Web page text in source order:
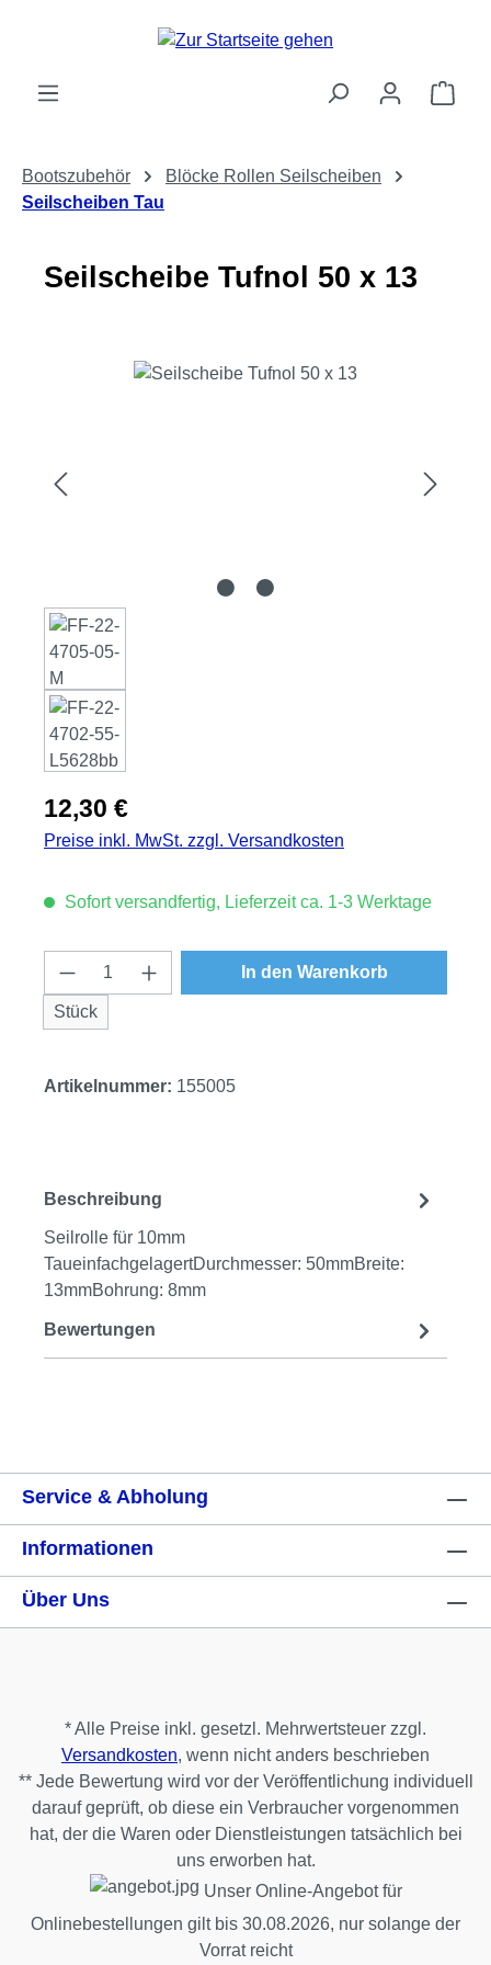
Zum Hauptinhalt springen
Bootszubehör
Blöcke Rollen Seilscheiben
Seilscheiben Tau
Seilscheibe Tufnol 50 x 13
Bildergalerie überspringen
Regulärer Preis:
12,30 €
Preise inkl. MwSt. zzgl. Versandkosten
Sofort versandfertig, Lieferzeit ca. 1-3 Werktage
Produkt Anzahl: Gib den gewünschten
Stück
In den Warenkorb
Artikelnummer: 155005
Beschreibung
Seilrolle für 10mm
TaueinfachgelagertDurchmesser: 50mmBreite:
13mmBohrung: 8mm
Bewertungen
Service & Abholung
Informationen
Über Uns
* Alle Preise inkl. gesetzl. Mehrwertsteuer zzgl.
Versandkosten, wenn nicht anders beschrieben
** Jede Bewertung wird vor der Veröffentlichung individuell
darauf geprüft, ob diese ein Verbraucher vorgenommen
hat, der die Waren oder Dienstleistungen tatsächlich bei
uns erworben hat.
Unser Online-Angebot für
Onlinebestellungen gilt bis 30.08.2026, nur solange der
Vorrat reicht